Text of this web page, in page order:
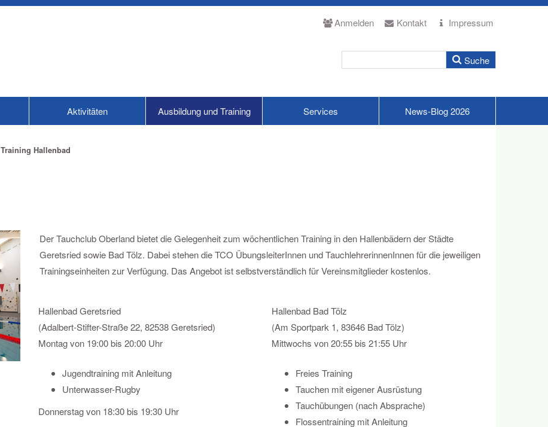
Anmelden Kontakt Impressum
Aktivitäten Ausbildung und Training Services News-Blog 2026
Training Hallenbad
Der Tauchclub Oberland bietet die Gelegenheit zum wöchentlichen Training in den Hallenbädern der Städte
Geretsried sowie Bad Tölz. Dabei stehen die TCO ÜbungsleiterInnen und TauchlehrerinnenInnen für die jeweiligen
Trainingseinheiten zur Verfügung. Das Angebot ist selbstverständlich für Vereinsmitglieder kostenlos.
Hallenbad Geretsried
(Adalbert-Stifter-Straße 22, 82538 Geretsried)
Montag von 19:00 bis 20:00 Uhr
Jugendtraining mit Anleitung
Unterwasser-Rugby
Donnerstag von 18:30 bis 19:30 Uhr
Hallenbad Bad Tölz
(Am Sportpark 1, 83646 Bad Tölz)
Mittwochs von 20:55 bis 21:55 Uhr
Freies Training
Tauchen mit eigener Ausrüstung
Tauchübungen (nach Absprache)
Flossentraining mit Anleitung